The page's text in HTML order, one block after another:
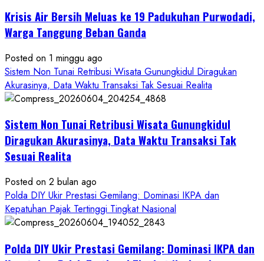
Krisis Air Bersih Meluas ke 19 Padukuhan Purwodadi,
Warga Tanggung Beban Ganda
Posted on 1 minggu ago
Sistem Non Tunai Retribusi Wisata Gunungkidul Diragukan
Akurasinya, Data Waktu Transaksi Tak Sesuai Realita
Sistem Non Tunai Retribusi Wisata Gunungkidul
Diragukan Akurasinya, Data Waktu Transaksi Tak
Sesuai Realita
Posted on 2 bulan ago
Polda DIY Ukir Prestasi Gemilang: Dominasi IKPA dan
Kepatuhan Pajak Tertinggi Tingkat Nasional
Polda DIY Ukir Prestasi Gemilang: Dominasi IKPA dan